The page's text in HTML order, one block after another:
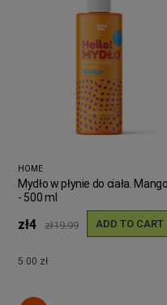
HOME
Mydło w płynie do ciała. Mango
- 500 ml
zł4 zł19.99 ADD TO CART
5.00 zł